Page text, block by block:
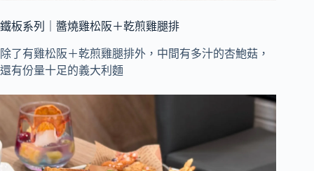
鐵板系列｜醬燒雞松阪＋乾煎雞腿排
除了有雞松阪＋乾煎雞腿排外，中間有多汁的杏鮑菇，
還有份量十足的義大利麵